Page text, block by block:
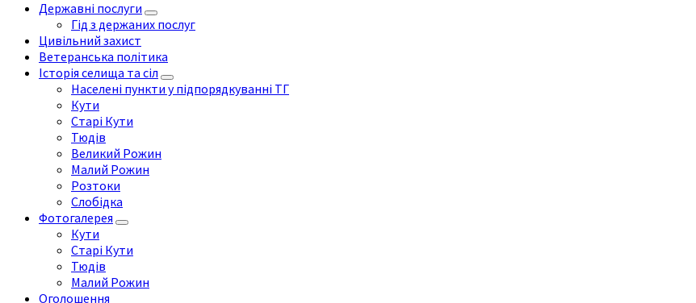
Державні послуги
Гід з держаних послуг
Цивільний захист
Ветеранська політика
Історія селища та сіл
Населені пункти у підпорядкуванні ТГ
Кути
Старі Кути
Тюдів
Великий Рожин
Малий Рожин
Розтоки
Слобідка
Фотогалерея
Кути
Старі Кути
Тюдів
Малий Рожин
Оголошення